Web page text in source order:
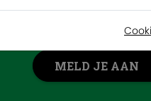
vrijwilligerspoel,
MELD JE AAN